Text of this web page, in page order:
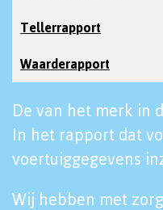
Tellerrapport
Waarderapport
De van het merk in
In het rapport dat
voertuiggegevens
Wij hebben met